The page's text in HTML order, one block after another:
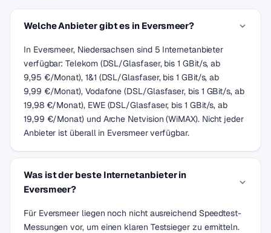
Welche Anbieter gibt es in Eversmeer?
In Eversmeer, Niedersachsen sind 5 Internetanbieter
verfügbar: Telekom (DSL/Glasfaser, bis 1 GBit/s, ab
9,95 €/Monat), 1&1 (DSL/Glasfaser, bis 1 GBit/s, ab
9,99 €/Monat), Vodafone (DSL/Glasfaser, bis 1 GBit/s, ab
19,98 €/Monat), EWE (DSL/Glasfaser, bis 1 GBit/s, ab
19,99 €/Monat) und Arche Netvision (WiMAX). Nicht jeder
Anbieter ist überall in Eversmeer verfügbar.
Was ist der beste Internetanbieter in
Eversmeer?
Für Eversmeer liegen noch nicht ausreichend Speedtest-
Messungen vor, um einen klaren Testsieger zu ermitteln.